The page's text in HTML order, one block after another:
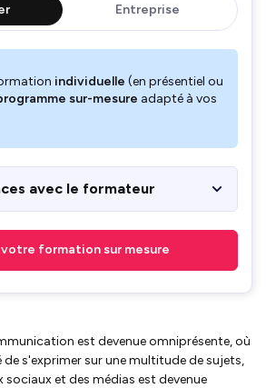
Entreprise
individuelle (en présentiel ou
sur-mesure adapté à vos
avec le formateur
formation sur mesure
est devenue omniprésente, où
s'exprimer sur une multitude de sujets,
sociaux et des médias est devenue